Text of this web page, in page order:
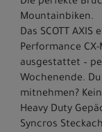
Die perfekte
Mountainbiken.
Das SCOTT
Performance
ausgestattet –
Wochenende.
mitnehmen?
Heavy Duty
Syncros